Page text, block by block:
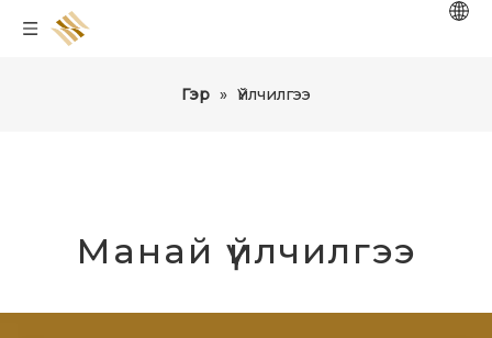
Гэр » Үйлчилгээ
Манай үйлчилгээ